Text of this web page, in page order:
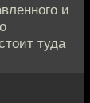
и
туда